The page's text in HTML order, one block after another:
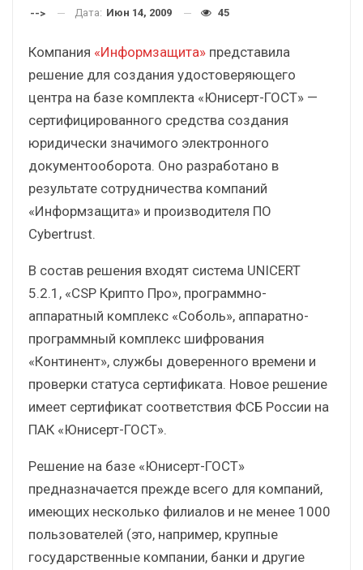
--> Дата: Июн 14, 2009 45
Компания «Информзащита» представила
решение для создания удостоверяющего
центра на базе комплекта «Юнисерт-ГОСТ» —
сертифицированного средства создания
юридически значимого электронного
документооборота. Оно разработано в
результате сотрудничества компаний
«Информзащита» и производителя ПО
Cybertrust.
В состав решения входят система UNICERT
5.2.1, «СSP Крипто Про», программно-
аппаратный комплекс «Соболь», аппаратно-
программный комплекс шифрования
«Континент», службы доверенного времени и
проверки статуса сертификата. Новое решение
имеет сертификат соответствия ФСБ России на
ПАК «Юнисерт-ГОСТ».
Решение на базе «Юнисерт-ГОСТ»
предназначается прежде всего для компаний,
имеющих несколько филиалов и не менее 1000
пользователей (это, например, крупные
государственные компании, банки и другие